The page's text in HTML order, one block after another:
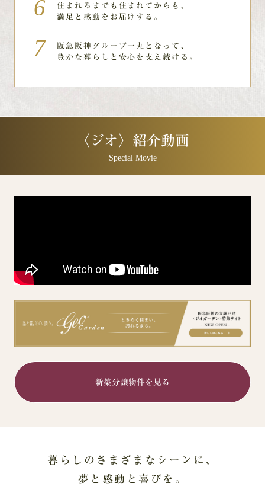
住まれるまでも住まれてからも、
満足と感動をお届けする。
阪急阪神グループ一丸となって、
豊かな暮らしと安心を支え続ける。
〈ジオ〉紹介動画
Special Movie
新築分譲物件を見る
暮らしのさまざまなシーンに、
夢と感動と喜びを。